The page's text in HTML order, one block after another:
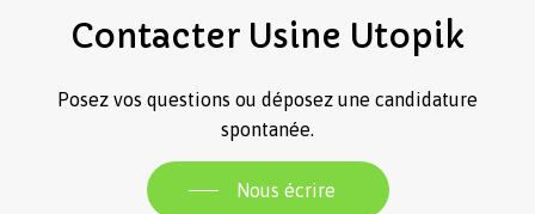
Contacter Usine Utopik
Posez vos questions ou déposez une candidature
spontanée.
Nous écrire